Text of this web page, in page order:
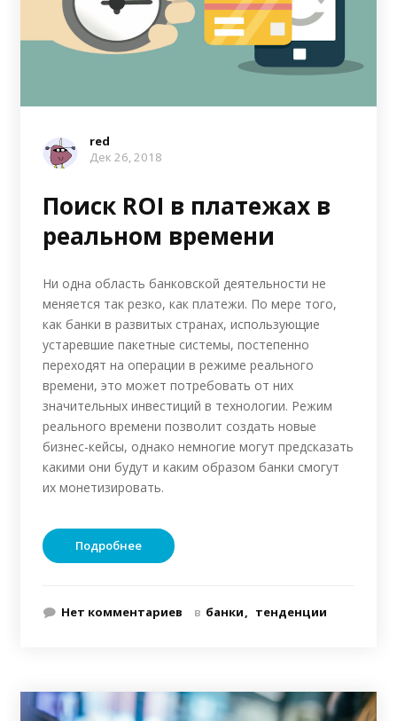
red
Дек 26, 2018
Поиск ROI в платежах в
реальном времени
Ни одна область банковской деятельности не
меняется так резко, как платежи. По мере того,
как банки в развитых странах, использующие
устаревшие пакетные системы, постепенно
переходят на операции в режиме реального
времени, это может потребовать от них
значительных инвестиций в технологии. Режим
реального времени позволит создать новые
бизнес-кейсы, однако немногие могут предсказать
какими они будут и каким образом банки смогут
их монетизировать.
Подробнее
Нет комментариев в банки тенденции